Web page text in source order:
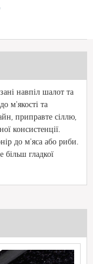
навпіл шалот та
м'якості та
приправте сіллю,
консистенції.
до м'яса або риби.
гладкої